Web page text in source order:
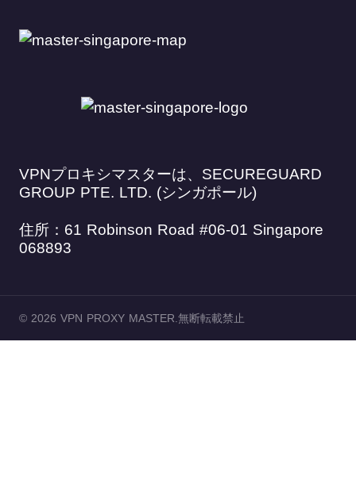
VPNプロキシマスターは、SECUREGUARD
GROUP PTE. LTD. (シンガポール)
住所：61 Robinson Road #06-01 Singapore
068893
© 2026 VPN PROXY MASTER.無断転載禁止